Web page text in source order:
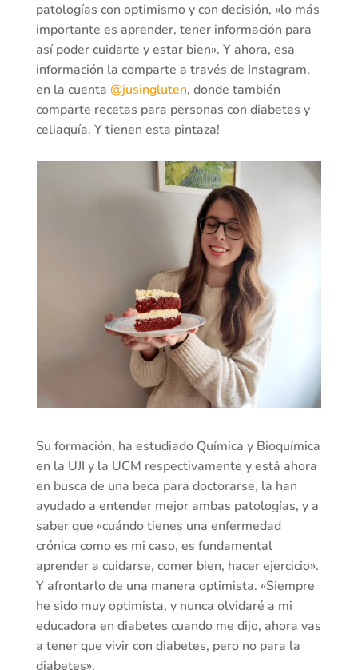
patologías con optimismo y con decisión, «lo más
importante es aprender, tener información para
así poder cuidarte y estar bien». Y ahora, esa
información la comparte a través de Instagram,
en la cuenta @jusingluten, donde también
comparte recetas para personas con diabetes y
celiaquía. Y tienen esta pintaza!
Su formación, ha estudiado Química y Bioquímica
en la UJI y la UCM respectivamente y está ahora
en busca de una beca para doctorarse, la han
ayudado a entender mejor ambas patologías, y a
saber que «cuándo tienes una enfermedad
crónica como es mi caso, es fundamental
aprender a cuidarse, comer bien, hacer ejercicio».
Y afrontarlo de una manera optimista. «Siempre
he sido muy optimista, y nunca olvidaré a mi
educadora en diabetes cuando me dijo, ahora vas
a tener que vivir con diabetes, pero no para la
diabetes».